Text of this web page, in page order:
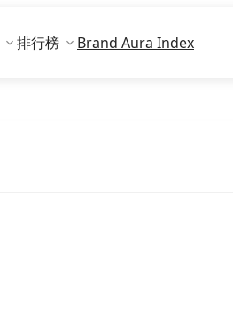
排行榜 Brand Aura Index